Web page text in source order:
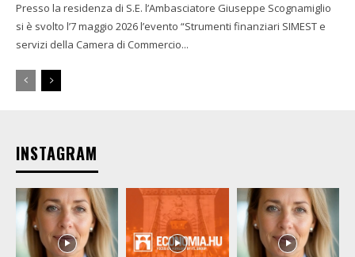
Presso la residenza di S.E. l’Ambasciatore Giuseppe Scognamiglio
si è svolto l’7 maggio 2026 l’evento “Strumenti finanziari SIMEST e
servizi della Camera di Commercio...
INSTAGRAM